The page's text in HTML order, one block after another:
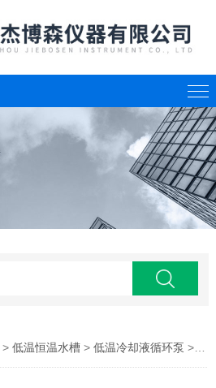
>低温恒温水槽 >低温冷却液循环泵 >低温冷却水循环泵